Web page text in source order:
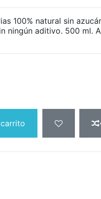
100% natural sin
ningún aditivo. 500 ml.